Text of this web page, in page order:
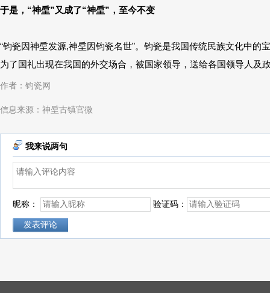
于是，“神垕”又成了“神垕”，至今不变
“钧瓷因神垕发源,神垕因钧瓷名世”。钧瓷是我国传统民族文化中
为了国礼出现在我国的外交场合，被国家领导，送给各国领导人及
作者：钧瓷网
信息来源：神垕古镇官微
我来说两句
昵称： 验证码：